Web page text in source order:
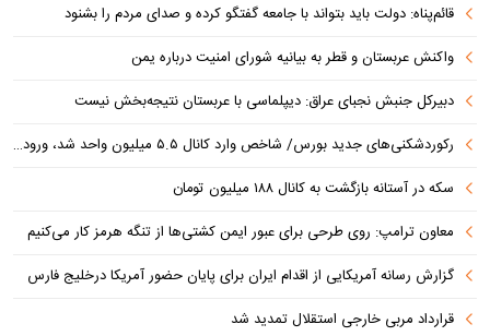
قائم‌پناه: دولت باید بتواند با جامعه گفتگو کرده و صدای مردم را بشنود
واکنش عربستان و قطر به بیانیه شورای امنیت درباره یمن
دبیرکل جنبش نجبای عراق: دیپلماسی با عربستان نتیجه‌بخش نیست
رکوردشکنی‌های جدید بورس/ شاخص وارد کانال ۵.۵ میلیون واحد شد، ورود ۹ همت پول حقیقی
سکه در آستانه بازگشت به کانال ۱۸۸ میلیون تومان
معاون ترامپ: روی طرحی برای عبور ایمن کشتی‌ها از تنگه هرمز کار می‌کنیم
گزارش رسانه آمریکایی از اقدام ایران برای پایان حضور آمریکا درخلیج فارس
قرارداد مربی خارجی استقلال تمدید شد